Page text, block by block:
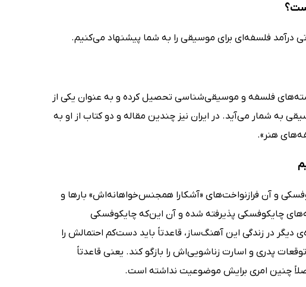
فلسفه‌ای برای موسیقی را به شما پیشنهاد می‌کنیم.
فلسفه و موسیقی‌شناسی تحصیل کرده و به عنوان یکی از
به شمار می‌آید. در ایران نیز چندین مقاله و دو کتاب از او به
هنر».
و آن فرازنواخت‌های «آشکارا همجنس‌خواهانه‌اش» بارها و
چایکوفسکی پذیرفته شده و آن این‌که چایکوفسکی
در زندگی این آهنگ‌ساز، قاعدتاً باید دست‌کم احتمالش را
پدری و اسارت زناشویی‌اش را بازگو کند. یعنی قاعدتاً
چنین امری برایش موضوعیت نداشته است.